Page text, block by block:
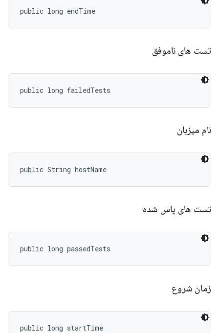
public long endTime
تست های ناموفق
public long failedTests
نام میزبان
public String hostName
تست های پاس شده
public long passedTests
زمان شروع
public long startTime